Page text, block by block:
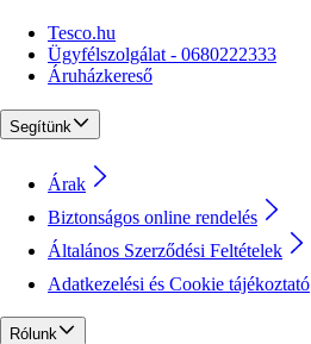
Tesco.hu
Ügyfélszolgálat - 0680222333
Áruházkereső
Segítünk
Árak
Biztonságos online rendelés
Általános Szerződési Feltételek
Adatkezelési és Cookie tájékoztató
Rólunk